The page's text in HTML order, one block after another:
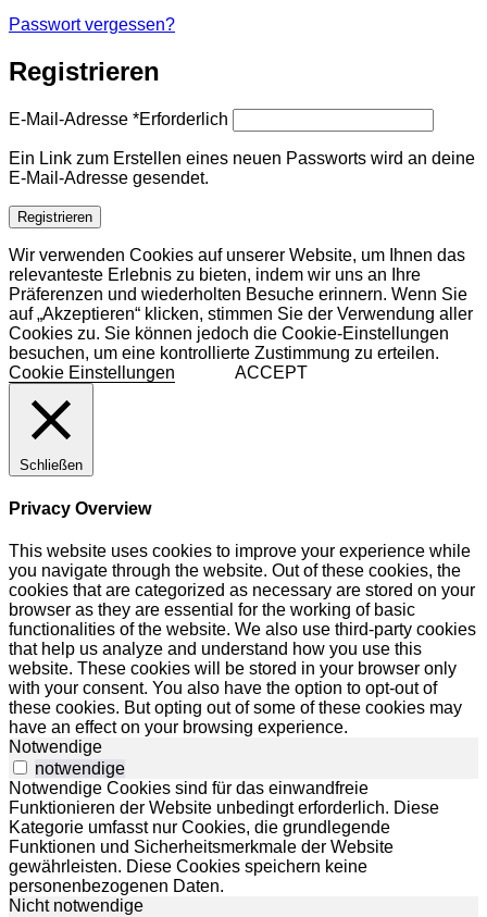
Passwort vergessen?
Registrieren
E-Mail-Adresse *Erforderlich
Ein Link zum Erstellen eines neuen Passworts wird an deine
E-Mail-Adresse gesendet.
Registrieren
Wir verwenden Cookies auf unserer Website, um Ihnen das
relevanteste Erlebnis zu bieten, indem wir uns an Ihre
Präferenzen und wiederholten Besuche erinnern. Wenn Sie
auf „Akzeptieren“ klicken, stimmen Sie der Verwendung aller
Cookies zu. Sie können jedoch die Cookie-Einstellungen
besuchen, um eine kontrollierte Zustimmung zu erteilen.
Cookie Einstellungen
ACCEPT
Schließen
Privacy Overview
This website uses cookies to improve your experience while
you navigate through the website. Out of these cookies, the
cookies that are categorized as necessary are stored on your
browser as they are essential for the working of basic
functionalities of the website. We also use third-party cookies
that help us analyze and understand how you use this
website. These cookies will be stored in your browser only
with your consent. You also have the option to opt-out of
these cookies. But opting out of some of these cookies may
have an effect on your browsing experience.
Notwendige
notwendige
Notwendige Cookies sind für das einwandfreie
Funktionieren der Website unbedingt erforderlich. Diese
Kategorie umfasst nur Cookies, die grundlegende
Funktionen und Sicherheitsmerkmale der Website
gewährleisten. Diese Cookies speichern keine
personenbezogenen Daten.
Nicht notwendige